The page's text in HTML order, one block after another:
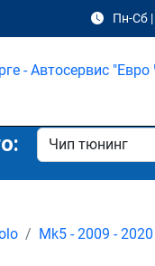
Пн-Сб |
Mk5 - 2009 - 2020